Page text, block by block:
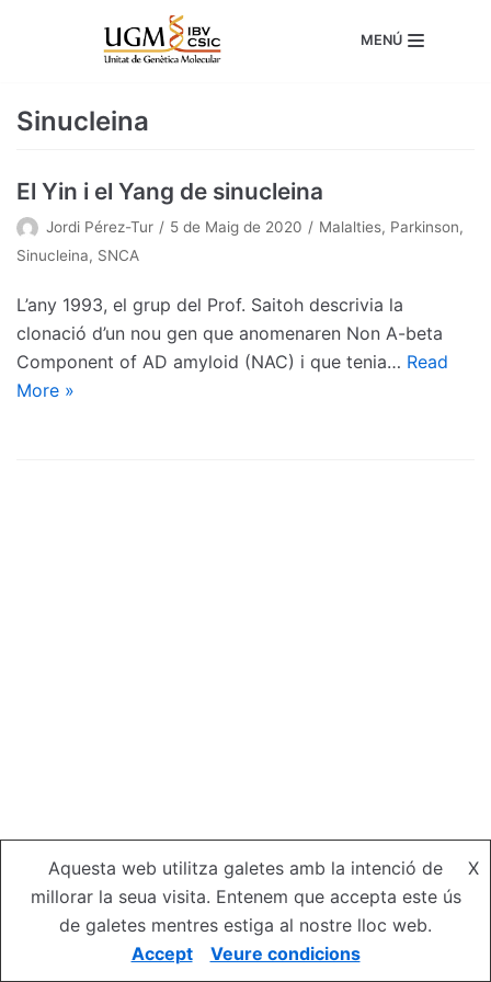
MENÚ
Sinucleina
El Yin i el Yang de sinucleina
Jordi Pérez-Tur 5 de Maig de 2020 Malalties, Parkinson,
Sinucleina, SNCA
L’any 1993, el grup del Prof. Saitoh descrivia la
clonació d’un nou gen que anomenaren Non A-beta
Component of AD amyloid (NAC) i que tenia… Read
More »
(c) UGM (IBV - CSIC) 1999-2026
Neve| Powered byWordPress
Aquesta web utilitza galetes amb la intenció de
millorar la seua visita. Entenem que accepta este ús
de galetes mentres estiga al nostre lloc web.
X
Accept Veure condicions